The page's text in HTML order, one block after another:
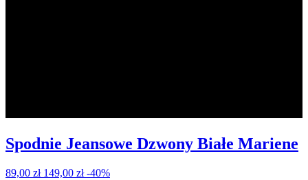
Spodnie Jeansowe Dzwony Białe Mariene
89,00 zł 149,00 zł -40%